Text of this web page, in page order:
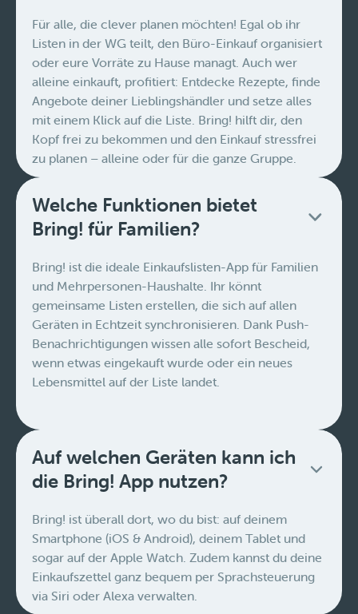
Für alle, die clever planen möchten! Egal ob ihr
Listen in der WG teilt, den Büro-Einkauf organisiert
oder eure Vorräte zu Hause managt. Auch wer
alleine einkauft, profitiert: Entdecke Rezepte, finde
Angebote deiner Lieblingshändler und setze alles
mit einem Klick auf die Liste. Bring! hilft dir, den
Kopf frei zu bekommen und den Einkauf stressfrei
zu planen – alleine oder für die ganze Gruppe.
Welche Funktionen bietet
Bring! für Familien?
Bring! ist die ideale Einkaufslisten-App für Familien
und Mehrpersonen-Haushalte. Ihr könnt
gemeinsame Listen erstellen, die sich auf allen
Geräten in Echtzeit synchronisieren. Dank Push-
Benachrichtigungen wissen alle sofort Bescheid,
wenn etwas eingekauft wurde oder ein neues
Lebensmittel auf der Liste landet.
Auf welchen Geräten kann ich
die Bring! App nutzen?
Bring! ist überall dort, wo du bist: auf deinem
Smartphone (iOS & Android), deinem Tablet und
sogar auf der Apple Watch. Zudem kannst du deine
Einkaufszettel ganz bequem per Sprachsteuerung
via Siri oder Alexa verwalten.